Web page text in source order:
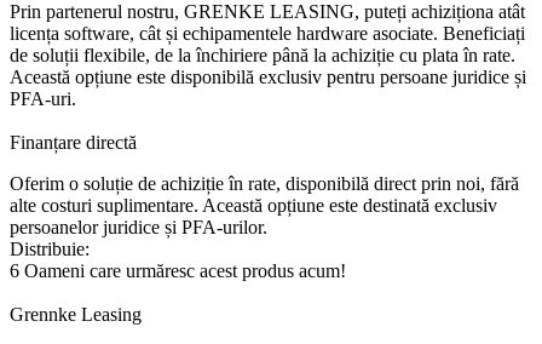
Prin partenerul nostru, GRENKE LEASING, puteți achiziționa atât
licența software, cât și echipamentele hardware asociate. Beneficiați
de soluții flexibile, de la închiriere până la achiziție cu plata în rate.
Această opțiune este disponibilă exclusiv pentru persoane juridice și
PFA-uri.
Finanțare directă
Oferim o soluție de achiziție în rate, disponibilă direct prin noi, fără
alte costuri suplimentare. Această opțiune este destinată exclusiv
persoanelor juridice și PFA-urilor.
Distribuie:
6 Oameni care urmăresc acest produs acum!
Grennke Leasing